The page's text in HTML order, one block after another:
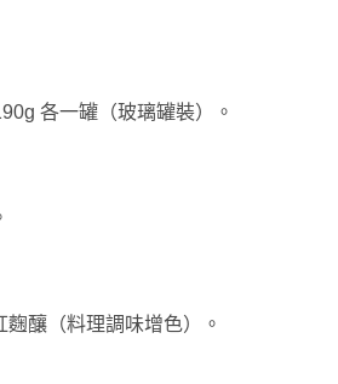
各一罐（玻璃罐裝）。
釀（料理調味增色）。